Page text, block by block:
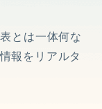
とは一体何な
報をリアルタ